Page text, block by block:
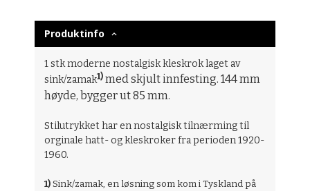
Produktinfo
1 stk moderne nostalgisk kleskrok laget av
sink/zamak1)med skjult innfesting. 144 mm
høyde, bygger ut 85 mm.
Stilutrykket har en nostalgisk tilnærming til
orginale hatt- og kleskroker fra perioden 1920-
1960.
1)Sink/zamak, en løsning som kom i Tyskland på